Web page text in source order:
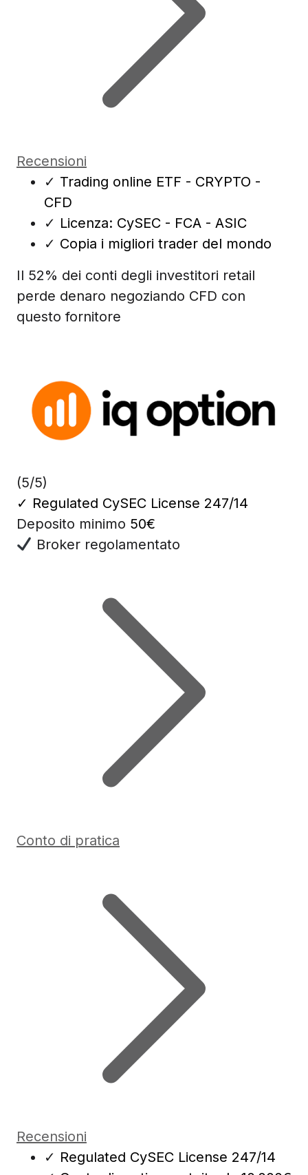
Recensioni
✓ Trading online ETF - CRYPTO -
CFD
✓ Licenza: CySEC - FCA - ASIC
✓ Copia i migliori trader del mondo
Il 52% dei conti degli investitori retail
perde denaro negoziando CFD con
questo fornitore
(5/5)
✓ Regulated CySEC License 247/14
Deposito minimo 50€
Broker regolamentato
Conto di pratica
Recensioni
✓ Regulated CySEC License 247/14